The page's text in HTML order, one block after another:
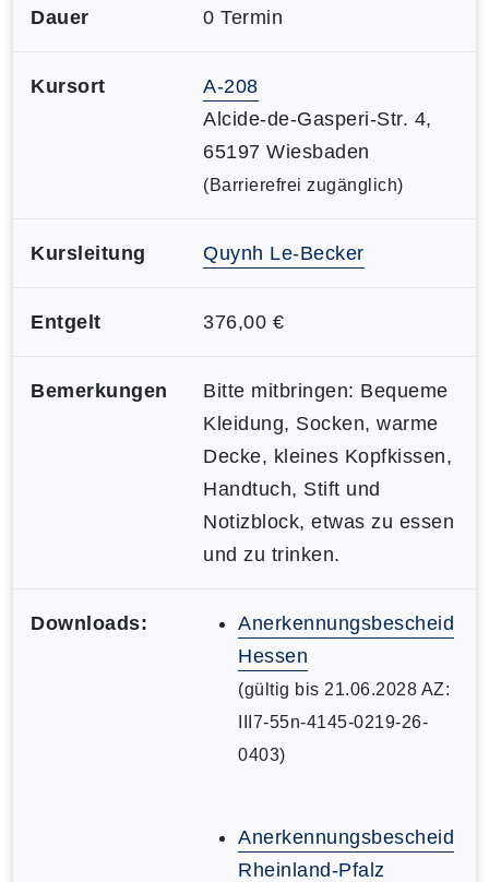
Dauer 0 Termin
Kursort
A-208
Alcide-de-Gasperi-Str. 4,
65197 Wiesbaden
(Barrierefrei zugänglich)
Kursleitung Quynh Le-Becker
Entgelt 376,00 €
Bemerkungen
Bitte mitbringen: Bequeme
Kleidung, Socken, warme
Decke, kleines Kopfkissen,
Handtuch, Stift und
Notizblock, etwas zu essen
und zu trinken.
Downloads:
Anerkennungsbescheid
Hessen
(gültig bis 21.06.2028 AZ:
III7-55n-4145-0219-26-
0403)
Anerkennungsbescheid
Rheinland-Pfalz